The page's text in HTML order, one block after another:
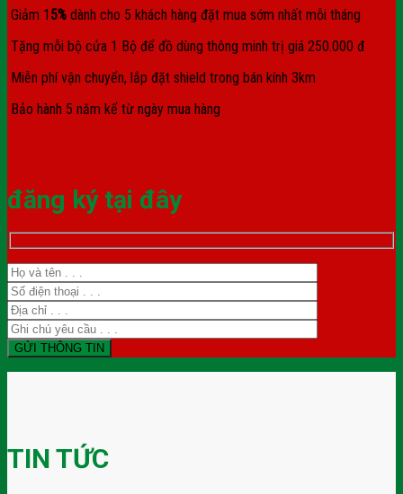
Giảm 1 5% dành cho 5 khách hàng đặt mua sớm nhất mỗi tháng
Tặng mỗi bộ cửa 1 Bộ để đồ dùng thông minh trị giá 250.000 đ
Miễn phí vận chuyển, lắp đặt shield trong bán kính 3km
Bảo hành 5 năm kể từ ngày mua hàng
đăng ký tại đây
TIN TỨC